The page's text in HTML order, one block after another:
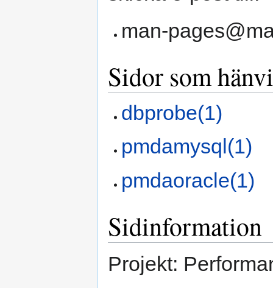
man-
Sidor som
dbprobe(1)
pmdamysql(1)
pmdaoracle(1)
Sidinformation
Projekt: